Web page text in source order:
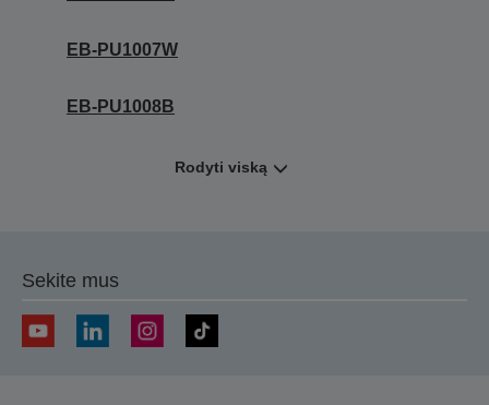
EB-PU1007W
EB-PU1008B
Rodyti viską
Sekite mus